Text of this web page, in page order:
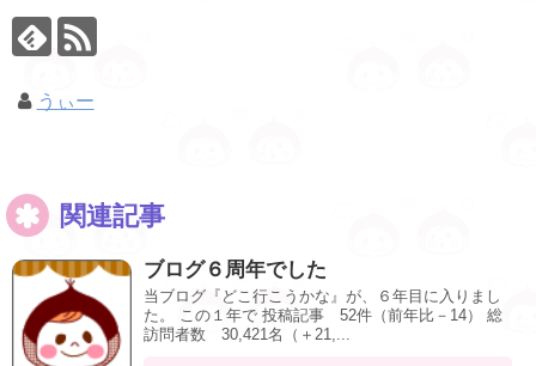
うぃー
関連記事
ブログ６周年でした
当ブログ『どこ行こうかな』が、６年目に入りまし
た。 この１年で 投稿記事 52件（前年比－14） 総
訪問者数 30,421名（＋21,...